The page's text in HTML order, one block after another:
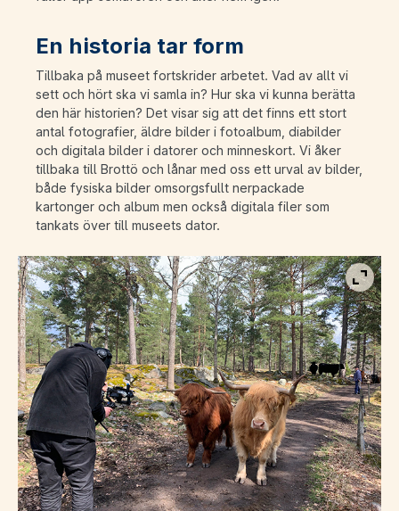
En historia tar form
Tillbaka på museet fortskrider arbetet. Vad av allt vi
sett och hört ska vi samla in? Hur ska vi kunna berätta
den här historien? Det visar sig att det finns ett stort
antal fotografier, äldre bilder i fotoalbum, diabilder
och digitala bilder i datorer och minneskort. Vi åker
tillbaka till Brottö och lånar med oss ett urval av bilder,
både fysiska bilder omsorgsfullt nerpackade
kartonger och album men också digitala filer som
tankats över till museets dator.
Visa